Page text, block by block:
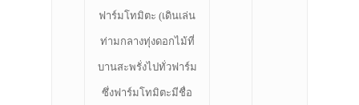
ฟาร์มโทมิตะ (เดินเล่น
ท่ามกลางทุ่งดอกไม้ที่
บานสะพรั่งไปทั่วฟาร์ม
ซึ่งฟาร์มโทมิตะมีชื่อ